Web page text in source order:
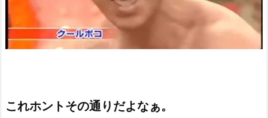
これホントその通りだよなぁ。